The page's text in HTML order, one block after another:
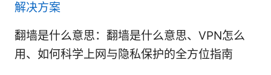
解决方案
翻墙是什么意思：翻墙是什么意思、VPN怎么
用、如何科学上网与隐私保护的全方位指南